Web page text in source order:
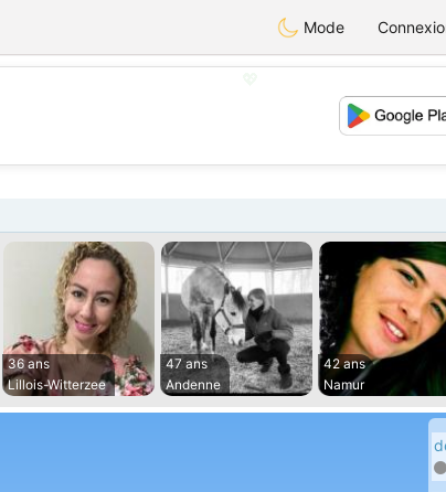
Mode
36 ans
Lillois-Witterzee
47 ans
Andenne
42 ans
Namur